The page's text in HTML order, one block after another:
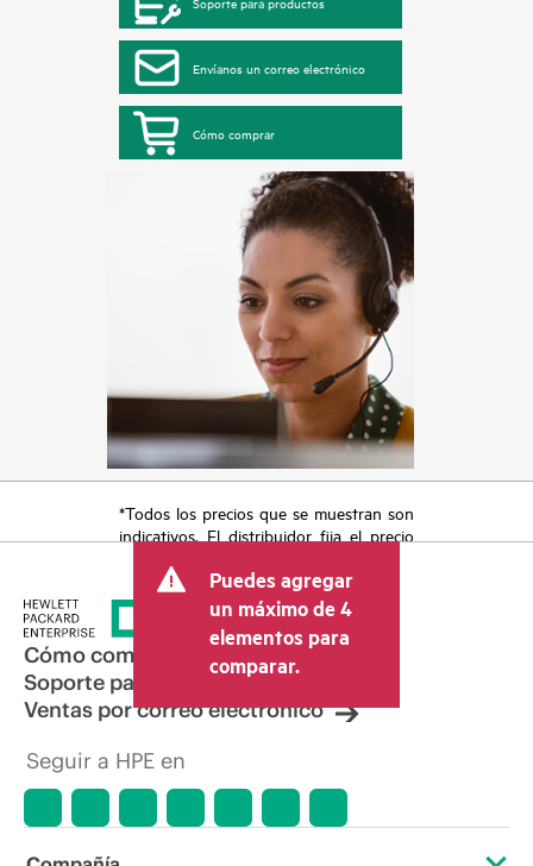
Envíanos un correo electrónico
Cómo comprar
*Todos los precios que se muestran son
indicativos. El distribuidor fija el precio
otros conceptos, como los impuestos a
la venta, el IVA y el envío. El precio de la
transacción que establece el distribuidor
puede variar con respecto a otros
distribuidores y al precio indicativo
mostrado. El precio indicativo puede
incluir ofertas promocionales por tiempo
hacer ajustes de precios en cualquier
condiciones del mercado,
Puedes agregar
un máximo de 4
elementos para
comparar.
Cómo comprar
Soporte para productos
Ventas por correo electrónico
Seguir a HPE en